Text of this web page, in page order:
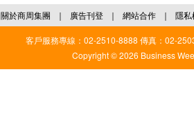
關於商周集團 ｜ 廣告刊登 ｜ 網站合作 ｜ 隱私
客戶服務專線：02-2510-8888 傳真：02-
Copyright © 2026 Business